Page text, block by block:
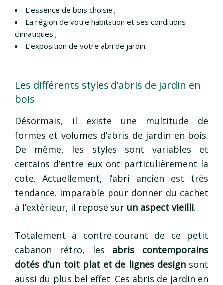
L’essence de bois choisie ;
La région de votre habitation et ses conditions
climatiques ;
L’exposition de votre abri de jardin.
Les différents styles d’abris de jardin en
bois
Désormais, il existe une multitude de
formes et volumes d’abris de jardin en bois.
De même, les styles sont variables et
certains d’entre eux ont particulièrement la
cote. Actuellement, l’abri ancien est très
tendance. Imparable pour donner du cachet
à l’extérieur, il repose sur un aspect vieilli.
Totalement à contre-courant de ce petit
cabanon rétro, les abris contemporains
dotés d’un toit plat et de lignes designsont
aussi du plus bel effet. Ces abris de jardin en